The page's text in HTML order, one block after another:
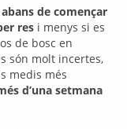
de començar
res i menys si es
de bosc en
són molt incertes,
medis més
d’una setmana